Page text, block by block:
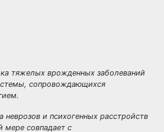
тяжелых врожденных заболеваний
сопровождающихся
неврозов и психогенных расстройств
мере совпадает с